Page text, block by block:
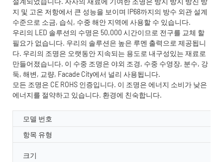
지 및 고온 저항에서 큰 성능을 보이며 IP68까지의 방수 외관 설계
수준으로 소금, 습식, 수중 해안 지역에 사용할 수 있습니다.
우리의 LED 솔루션의 수명은 50,000 시간이므로 전구를 교체 할
필요가 없습니다. 우리의 솔루션은 높은 루멘 출력으로 제공됩니
다. 우리의 조명은 오랫동안 지속되는 용도로 내구성있는 재료로
만들어졌습니다. 이 수중 조명은 야외 조경, 수중 수영장, 분수, 강
둑, 해변, 교량, Facade City에서 널리 사용됩니다.
모든 조명은 CE ROHS 인증입니다. 이 조명은 에너지 소비가 낮은
에너지를 절약하고 있습니다. 환경에 친숙합니다.
모델 번호
항목 유형
크기